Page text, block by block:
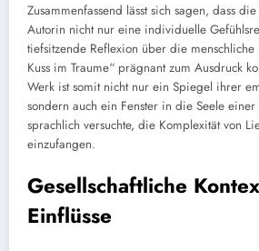
Zusammenfassend lässt sich sagen, dass
Autorin nicht nur eine individuelle
tiefsitzende Reflexion über die
Kuss im Traume“ prägnant zum Ausdruck
Werk ist somit nicht nur ein Spiegel ihrer
sondern auch ein Fenster in die Seele
sprachlich versuchte, die Komplexität von
einzufangen.
Gesellschaftliche
Einflüsse